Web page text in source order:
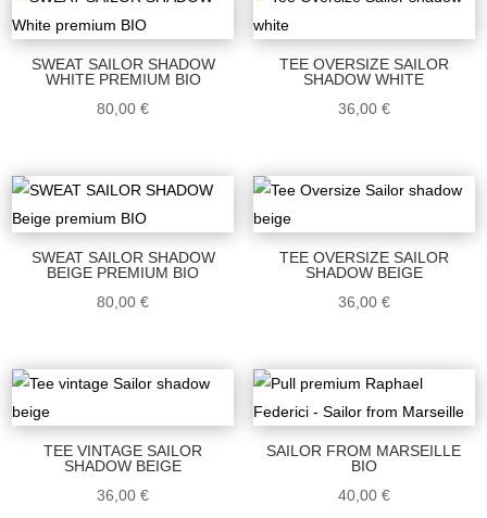
SWEAT SAILOR SHADOW
WHITE PREMIUM BIO
80,00€
TEE OVERSIZE SAILOR
SHADOW WHITE
36,00 €
SWEAT SAILOR SHADOW
BEIGE PREMIUM BIO
80,00€
TEE OVERSIZE SAILOR
SHADOW BEIGE
36,00 €
TEE VINTAGE SAILOR
SHADOW BEIGE
36,00€
SAILOR FROM MARSEILLE
BIO
40,00 €